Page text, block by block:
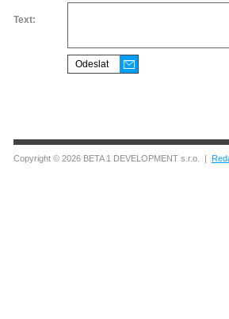
Text:
Copyright © 2026 BETA 1 DEVELOPMENT s.r.o. |